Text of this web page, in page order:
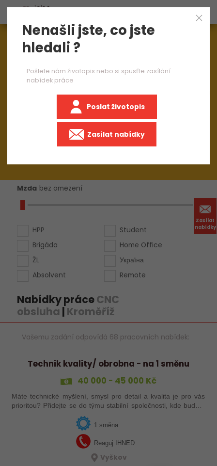
Zasílat
nabídky
Aktuálně1544nabídek práce
Mzda bez omezení
HPP
Brigáda
ŽL
Absolvent
Student
Home Office
Україна
Remote
Nabídky práceCNC
obsluha | Kroměříž
Vašemu zadání odpovídá 68 pracovních nabídek:
Technik kvality/ obrobna - na 1 směnu
40 000 - 45 000 Kč
Máte technické myšlení, smysl pro detail a kvalita je pro vás
prioritou? Přidejte se do týmu stabilní společnosti, kde budete
mít možnost podílet se na zajištění kvality výroby a
1 směna
Reaguj IHNED
Vyškov
Nenašli jste, co jste
hledali ?
Pošlete nám životopis nebo si spusťte zasílání
nabídek práce
Poslat životopis
Zasílat nabídky